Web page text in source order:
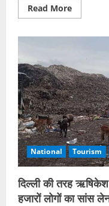
Read MoreRead
more
बार
बड़ी
लूट,
कनपटी
पर
पिस्तौल
तान
2.20
लाख
नकदी-
सिक्के
ले
उड़े
National Tourism
दिल्‍ली की तरह
हजारों लोगों का सांस